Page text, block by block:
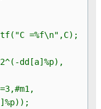
=%f\n",C);
dd[a]%p),